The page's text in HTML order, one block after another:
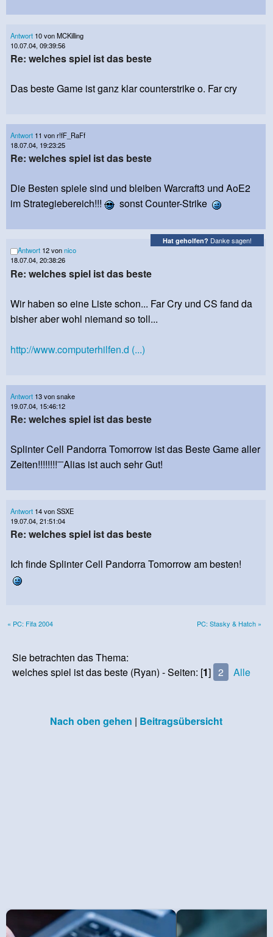
Antwort 10 von MCKilling
10.07.04, 09:39:56
Re: welches spiel ist das beste
Das beste Game ist ganz klar counterstrike o. Far cry
Antwort 11 von r!fF_RaFf
18.07.04, 19:23:25
Re: welches spiel ist das beste
Die Besten spiele sind und bleiben Warcraft3 und AoE2
im Strategiebereich!!!
sonst Counter-Strike
Hat geholfen? Danke sagen!
Antwort 12 vonnico
18.07.04, 20:38:26
Re: welches spiel ist das beste
Wir haben so eine Liste schon... Far Cry und CS fand da
bisher aber wohl niemand so toll...
http://www.computerhilfen.d (...)
Antwort 13 von snake
19.07.04, 15:46:12
Re: welches spiel ist das beste
Splinter Cell Pandorra Tomorrow ist das Beste Game aller
Zeiten!!!!!!!!¨¨Alias ist auch sehr Gut!
Antwort 14 von SSXE
19.07.04, 21:51:04
Re: welches spiel ist das beste
Ich finde Splinter Cell Pandorra Tomorrow am besten!
« PC: Fifa 2004 PC: Stasky & Hatch »
Sie betrachten das Thema:
welches spiel ist das beste (Ryan) - Seiten: [1] 2 Alle
Nach oben gehen | Beitragsübersicht